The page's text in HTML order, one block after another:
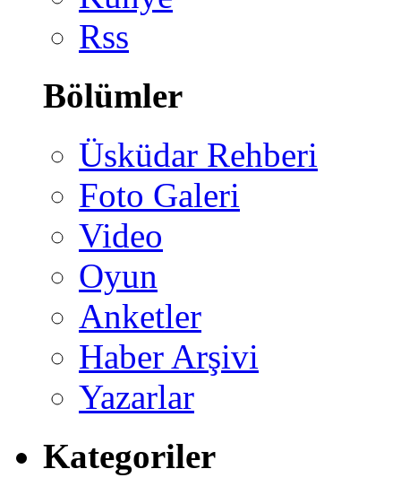
Rss
Bölümler
Üsküdar Rehberi
Foto Galeri
Video
Oyun
Anketler
Haber Arşivi
Yazarlar
Kategoriler